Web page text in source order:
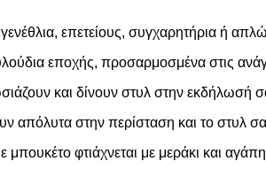
επετείους, συγχαρητήρια ή
εποχής, προσαρμοσμένα στις
και δίνουν στυλ στην εκδήλωσή
απόλυτα στην περίσταση και το στυλ
φτιάχνεται με μεράκι και